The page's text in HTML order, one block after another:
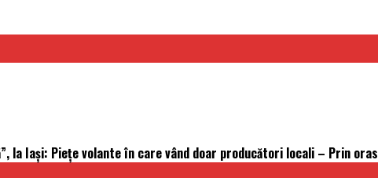
la Iași: Piețe volante în care vând doar producători locali – Prin oras